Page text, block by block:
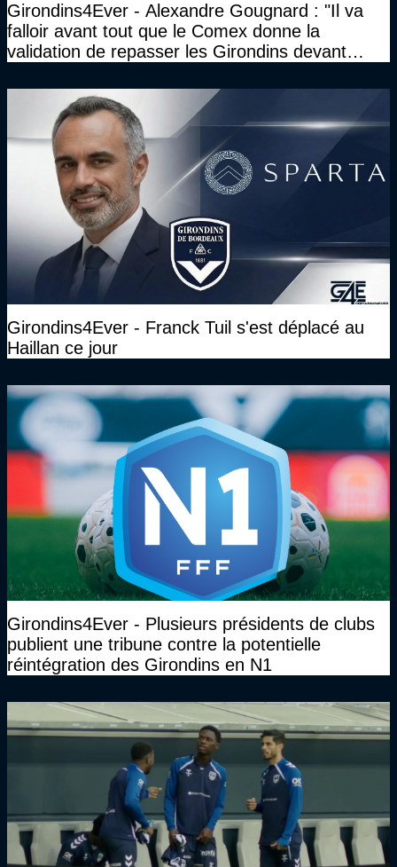
Girondins4Ever - Alexandre Gougnard : "Il va
falloir avant tout que le Comex donne la
validation de repasser les Girondins devant
Girondins4Ever - Franck Tuil s'est déplacé au
Haillan ce jour
Girondins4Ever - Plusieurs présidents de clubs
publient une tribune contre la potentielle
réintégration des Girondins en N1